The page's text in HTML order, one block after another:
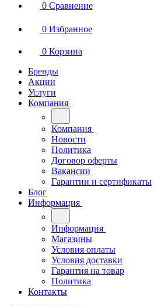
0 Сравнение
0 Избранное
0 Корзина
Бренды
Акции
Услуги
Компания
Компания
Новости
Политика
Договор оферты
Вакансии
Гарантии и сертификаты
Блог
Информация
Информация
Магазины
Условия оплаты
Условия доставки
Гарантия на товар
Политика
Контакты